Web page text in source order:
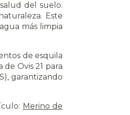
del suelo.
Este
más limpia
de esquila
Ovis 21 para
garantizando
: Merino de